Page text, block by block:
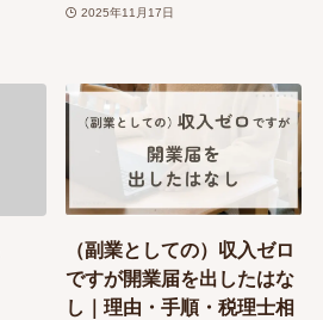
2025年11月17日
（副業としての）収入ゼロ
ですが開業届を出したはな
し｜理由・手順・税理士相